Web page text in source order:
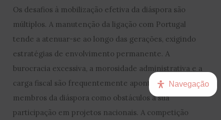
Os desafios à mobilização efetiva da diáspora são
múltiplos. A manutenção da ligação com Portugal
tende a atenuar-se ao longo das gerações, exigindo
estratégias de envolvimento permanente. A
burocracia excessiva, a morosidade administrativa e a
carga fiscal são frequentemente apontadas por
membros da diáspora como obstáculos à sua
participação em projetos nacionais. A competição
Navegação